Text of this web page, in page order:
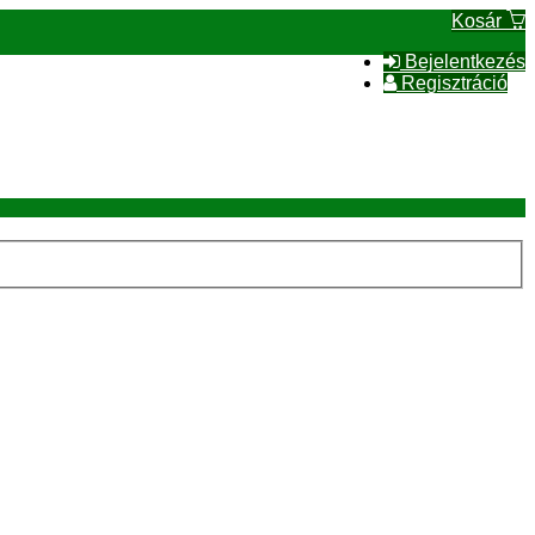
Kosár
Bejelentkezés
Regisztráció